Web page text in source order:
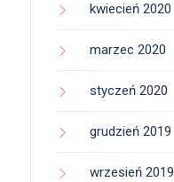
kwiecień 2020
marzec 2020
styczeń 2020
grudzień 2019
wrzesień 2019